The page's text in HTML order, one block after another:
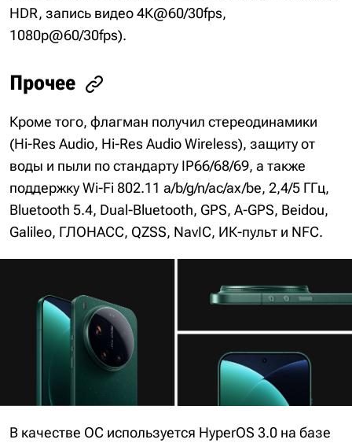
HDR, запись видео 4К@60/30fps,
1080p@60/30fps).
Прочее
Кроме того, флагман получил стереодинамики
(Hi-Res Audio, Hi-Res Audio Wireless), защиту от
воды и пыли по стандарту IP66/68/69, а также
поддержку Wi-Fi 802.11 a/b/g/n/ac/ax/be, 2,4/5 ГГц,
Bluetooth 5.4, Dual-Bluetooth, GPS, A-GPS, Beidou,
Galileo, ГЛОНАСС, QZSS, NavIC, ИК-пульт и NFC.
В качестве ОС используется HyperOS 3.0 на базе